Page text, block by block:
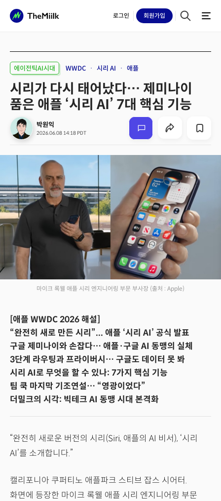
로그인 회원가입
에이전틱AI시대 WWDC 시리 AI 애플
시리가 다시 태어났다… 제미나이
품은 애플 ‘시리 AI’ 7대 핵심 기능
박원익
2026.06.08 14:18 PDT
마이크 록웰 애플 시리 엔지니어링 부문 부사장 (출처 : Apple)
[애플 WWDC 2026 해설]
“완전히 새로 만든 시리”... 애플 ‘시리 AI’ 공식 발표
구글 제미나이와 손잡다… 애플·구글 AI 동맹의 실체
3단계 라우팅과 프라이버시… 구글도 데이터 못 봐
시리 AI로 무엇을 할 수 있나: 7가지 핵심 기능
팀 쿡 마지막 기조연설… “영광이었다”
더밀크의 시각: 빅테크 AI 동맹 시대 본격화
“완전히 새로운 버전의 시리(Siri, 애플의 AI 비서), ‘시리
AI’를 소개합니다.”
캘리포니아 쿠퍼티노 애플파크 스티브 잡스 시어터.
화면에 등장한 마이크 록웰 애플 시리 엔지니어링 부문